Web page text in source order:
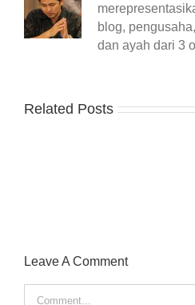
blog,
dan ayah dari 3
Related Posts
Leave A Comment